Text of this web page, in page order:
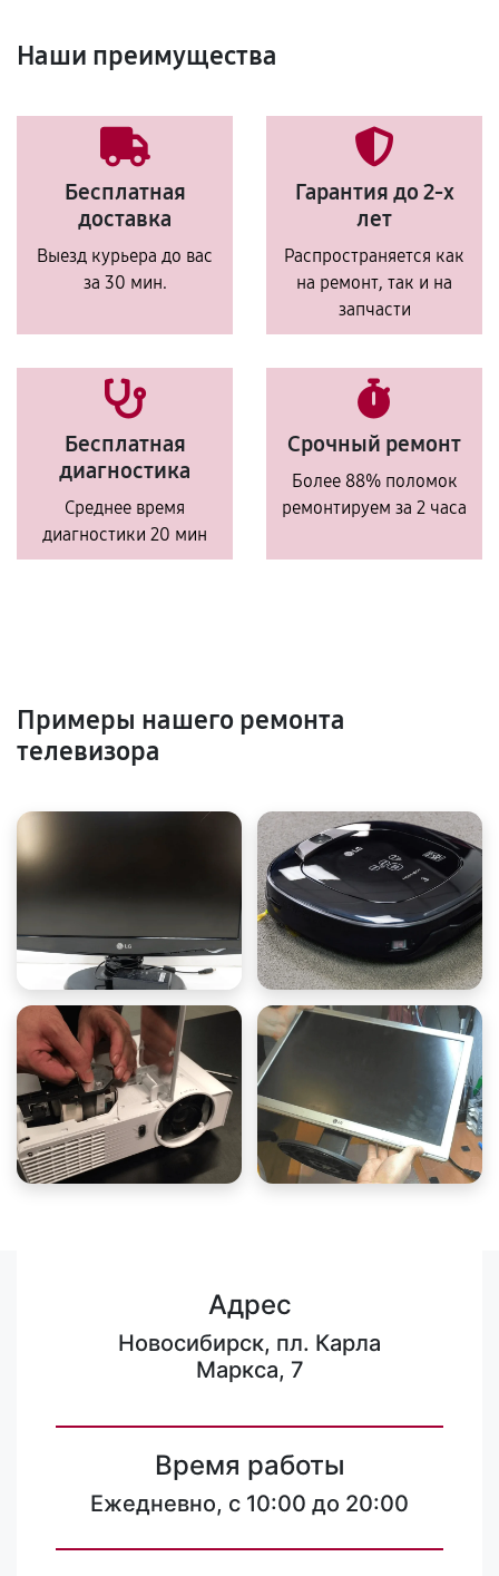
Наши преимущества
Бесплатная
доставка
Выезд курьера до вас
за 30 мин.
Гарантия до 2-х
лет
Распространяется как
на ремонт, так и на
запчасти
Бесплатная
диагностика
Среднее время
диагностики 20 мин
Срочный ремонт
Более 88% поломок
ремонтируем за 2 часа
Примеры нашего ремонта
телевизора
Адрес
Новосибирск, пл. Карла
Маркса, 7
Время работы
Ежедневно, с 10:00 до 20:00